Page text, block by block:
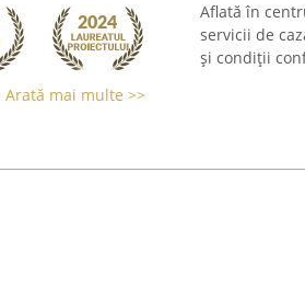
Arată mai multe >>
Aflată în
servicii de
și condiții